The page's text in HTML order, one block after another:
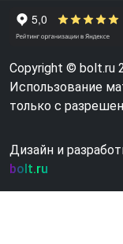
Copyright © bolt.ru
Использование
только с
Дизайн и
bolt.ru